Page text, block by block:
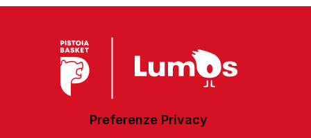
Preferenze Privacy